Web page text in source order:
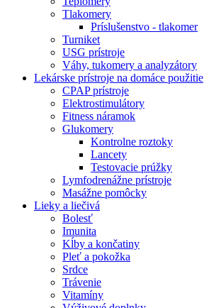
Tlakomery
Príslušenstvo - tlakomer
Turniket
USG prístroje
Váhy, tukomery a analyzátory
Lekárske prístroje na domáce použitie
CPAP prístroje
Elektrostimulátory
Fitness náramok
Glukomery
Kontrolne roztoky
Lancety
Testovacie prúžky
Lymfodrenážne prístroje
Masážne pomôcky
Lieky a liečivá
Bolesť
Imunita
Kĺby a končatiny
Pleť a pokožka
Srdce
Trávenie
Vitamíny